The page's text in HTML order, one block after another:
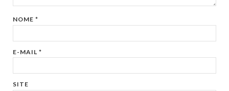
NOME*
E-MAIL*
SITE